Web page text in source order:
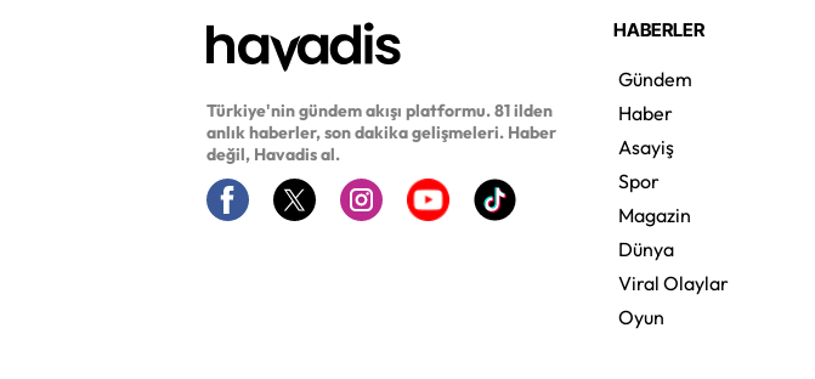
Türkiye'nin gündem akışı platformu. 81 ilden
anlık haberler, son dakika gelişmeleri. Haber
değil, Havadis al.
HABERLER
Gündem
Haber
Asayiş
Spor
Magazin
Dünya
Viral Olaylar
Oyun